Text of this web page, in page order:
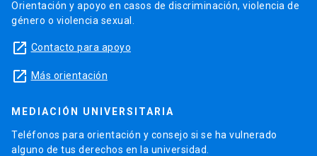
Orientación y apoyo en casos de discriminación, violencia de
género o violencia sexual.
launch Contacto para apoyo
launch Más orientación
MEDIACIÓN UNIVERSITARIA
Teléfonos para orientación y consejo si se ha vulnerado
alguno de tus derechos en la universidad.